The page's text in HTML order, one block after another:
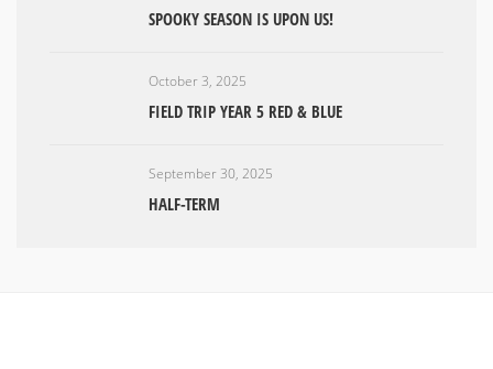
SPOOKY SEASON IS UPON US!
October 3, 2025
FIELD TRIP YEAR 5 RED & BLUE
September 30, 2025
HALF-TERM